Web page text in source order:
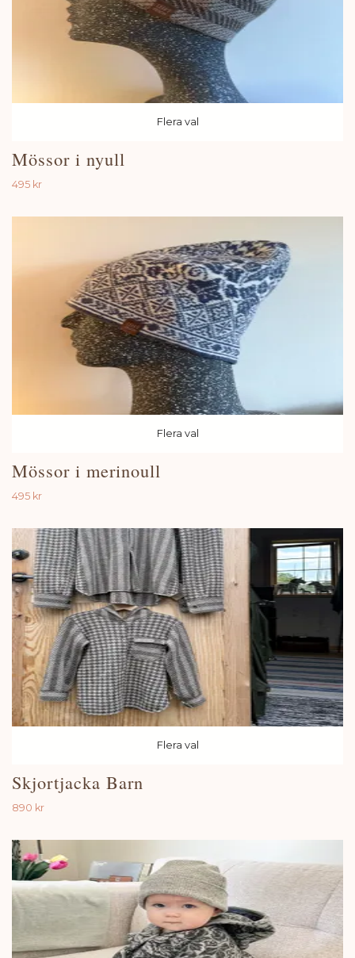
Flera val
Mössor i nyull
495 kr
Flera val
Mössor i merinoull
495 kr
Flera val
Skjortjacka Barn
890 kr